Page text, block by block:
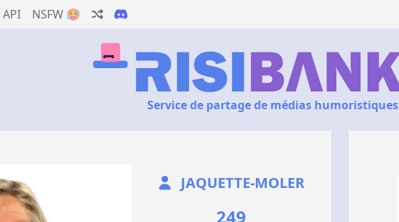
API NSFW 🥵
Service de partage de médias humoristiques
JAQUETTE-MOLER
249